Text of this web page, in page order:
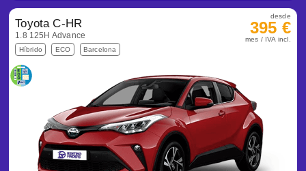
Toyota C-HR
1.8 125H Advance
Híbrido ECO Barcelona
desde
395 €
mes / IVA incl.